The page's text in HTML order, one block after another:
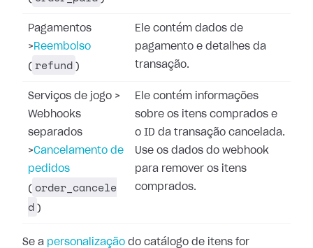
Pagamentos
> Reembolso
( refund )
Ele contém dados de
pagamento e detalhes da
transação.
Serviços de jogo >
Webhooks
separados
>Cancelamento de
pedidos
( order_cancele
d )
Ele contém informações
sobre os itens comprados e
o ID da transação cancelada.
Use os dados do webhook
para remover os itens
comprados.
Se a personalização do catálogo de itens for